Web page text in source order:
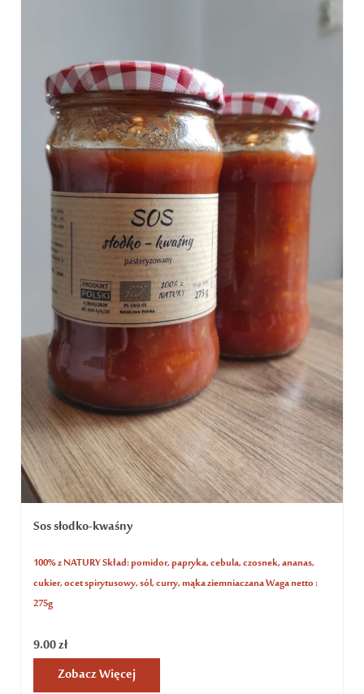
Sos słodko-kwaśny
100% z NATURY Skład: pomidor, papryka, cebula, czosnek, ananas,
cukier, ocet spirytusowy, sól, curry, mąka ziemniaczana Waga netto :
275g
9.00zł
Zobacz Więcej